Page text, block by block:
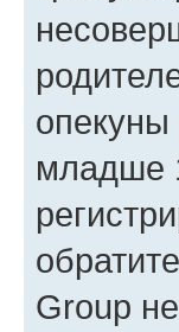
младше
Group